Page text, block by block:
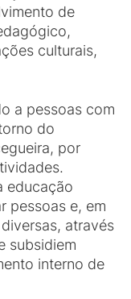
de
culturais,
a pessoas com
do
por
educação
pessoas e, em
através
subsidiem
interno de